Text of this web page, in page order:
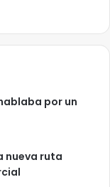
por un
nueva ruta